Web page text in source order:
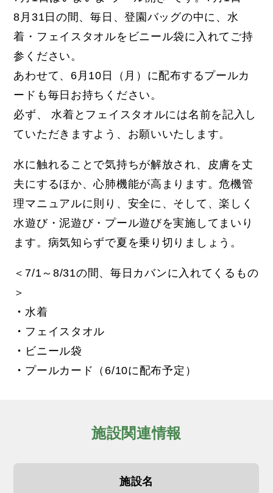
8月31日の間、毎日、登園バッグの中に、水
着・フェイスタオルをビニール袋に入れてご持
参ください。
あわせて、6月10日（月）に配布するプールカ
ードも毎日お持ちください。
必ず、 水着とフェイスタオルには名前を記入し
ていただきますよう、お願いいたします。
水に触れることで気持ちが解放され、皮膚を丈
夫にするほか、心肺機能が高まります。危機管
理マニュアルに則り、安全に、そして、楽しく
水遊び・泥遊び・プール遊びを実施してまいり
ます。病気知らずで夏を乗り切りましょう。
＜7/1～8/31の間、毎日カバンに入れてくるもの
＞
・ 水着
・ フェイスタオル
・ ビニール袋
・ プールカード（6/10に配布予定）
施設関連情報
施設名